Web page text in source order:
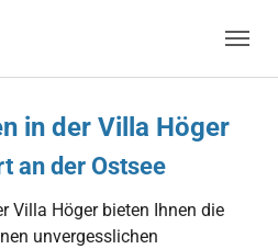
in der Villa Höger
an der Ostsee
Villa Höger bieten Ihnen die
unvergesslichen